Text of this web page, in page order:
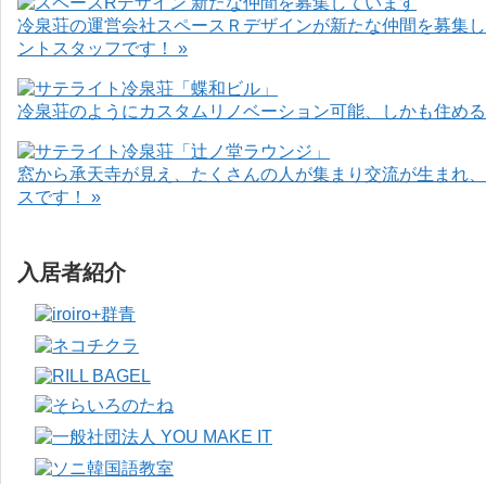
冷泉荘の運営会社スペースＲデザインが新たな仲間を募集
ントスタッフです！ »
冷泉荘のようにカスタムリノベーション可能、しかも住め
窓から承天寺が見え、たくさんの人が集まり交流が生まれ
スです！ »
入居者紹介